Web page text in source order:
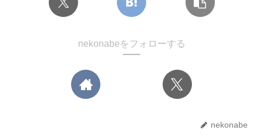
nekonabeをフォローする
nekonabe